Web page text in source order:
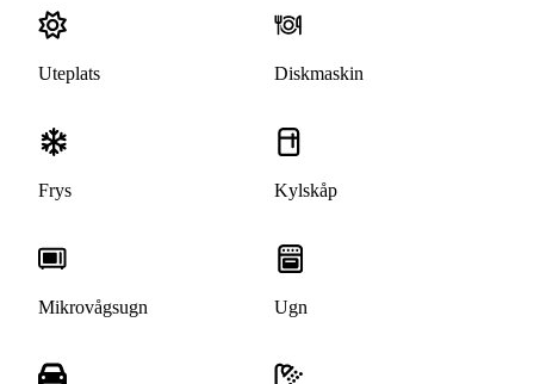
Uteplats Diskmaskin
Frys Kylskåp
Mikrovågsugn Ugn